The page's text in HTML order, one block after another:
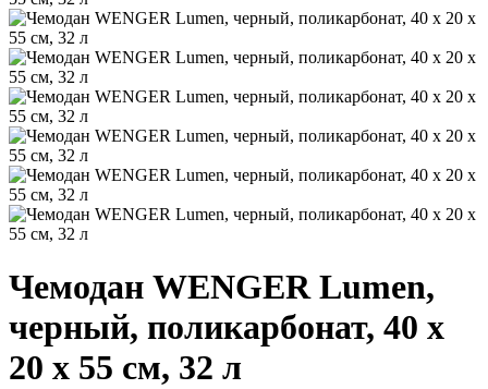
Чемодан WENGER Lumen,
черный, поликарбонат, 40 x
20 x 55 см, 32 л